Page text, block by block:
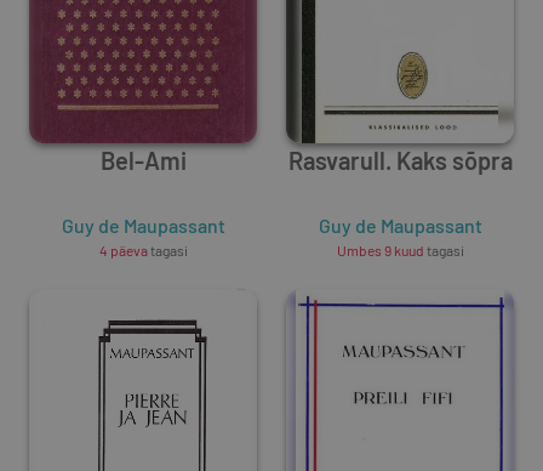
Bel-Ami
Guy de Maupassant
4 päevatagasi
Rasvarull. Kaks sõpra
Guy de Maupassant
Umbes 9 kuud tagasi